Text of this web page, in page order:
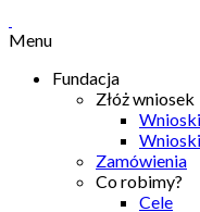
Menu
Fundacja
Złóż wniosek
Zamówienia
Co robimy?
Cele